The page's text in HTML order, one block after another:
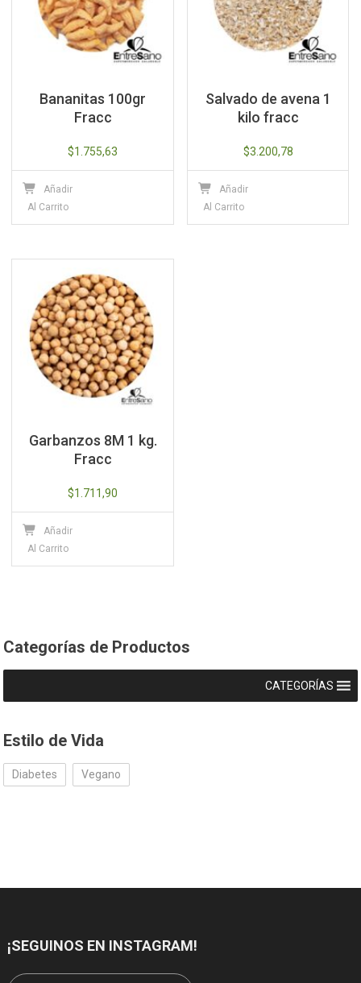
Bananitas 100gr
Fracc
$1.755,63
Añadir
Al Carrito
Salvado de avena 1
kilo fracc
$3.200,78
Añadir
Al Carrito
Garbanzos 8M 1 kg.
Fracc
$1.711,90
Añadir
Al Carrito
Categorías de Productos
CATEGORÍAS
Estilo de Vida
Diabetes Vegano
¡SEGUINOS EN INSTAGRAM!